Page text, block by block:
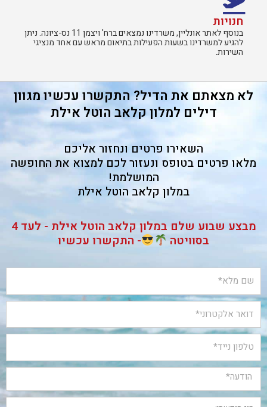
חנויות
בנוסף לאתר אונליין, משרדינו נמצאים ברח' ויצמן 11 נס-ציונה. ניתן
להגיע למשרדינו בשעות הפעילות בתיאום מראש עם אחד מנציגי
השירות.​
לא מצאתם את הדיל? התקשרו עכשיו מגוון
דילים למלון קלאב הוטל אילת
השאירו פרטים ונחזור אליכם
מלאו פרטים בטופס ונעזור לכם למצוא את החופשה
המושלמת!
במלון קלאב הוטל אילת
מבצע שבוע שלם במלון קלאב הוטל אילת - לעד 4
בסוויטה
- התקשרו עכשיו